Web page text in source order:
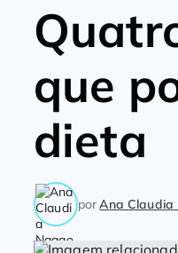
que
dieta
porAna Claudia